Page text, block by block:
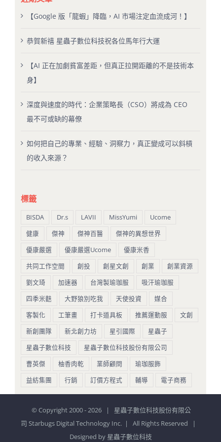
【Google 版「龍蝦」降臨，AI 市場注定血流成河！】
恭賀新禧 星蟲子數位科技祝各位馬年行大運
【AI 正在加劇貧富差距，但真正拉開距離的不是技術本
身】
深度與速度的時代：企業策略長（CSO）將成為 CEO
最不可或缺的幕僚
如何把自己的專業、經驗、洞察力，真正變成可以斜槓
的收入來源？
標籤
BISDA Dr.s LAVII MissYumi
Ucome
健康
傑神 傑神百醫
傑神的異想世界
優康嚴選
優康嚴選Ucome
優康米香
共同工作空間
創投 創星文創 創業
創業資源
劉文琦
加速器 台灣製瑜珈服
吸汗瑜珈服
四季米麩
大野狼別吃我 天使投資
媒合
客製化
工筆畫 打卡道具板 推薦運動服
文創
新創團隊
新北創力坊 星引國際
星蟲子
星蟲子數位科技
星蟲子數位科技股份有限公司
曹英傑
柚香肉乾 業師顧問
瑜珈服飾
益紡集團
行銷 訂價方程式 輔導 電子商務
© Copyright 2000 - 2026 | 星蟲子數位科技股份有限公
司 Starbugs Digital Technology Inc. | All Rights Reserved |
Designed by 星蟲子數位科技